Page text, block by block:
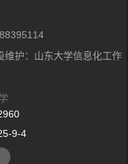
护：山东大学信息化工作
-9-4